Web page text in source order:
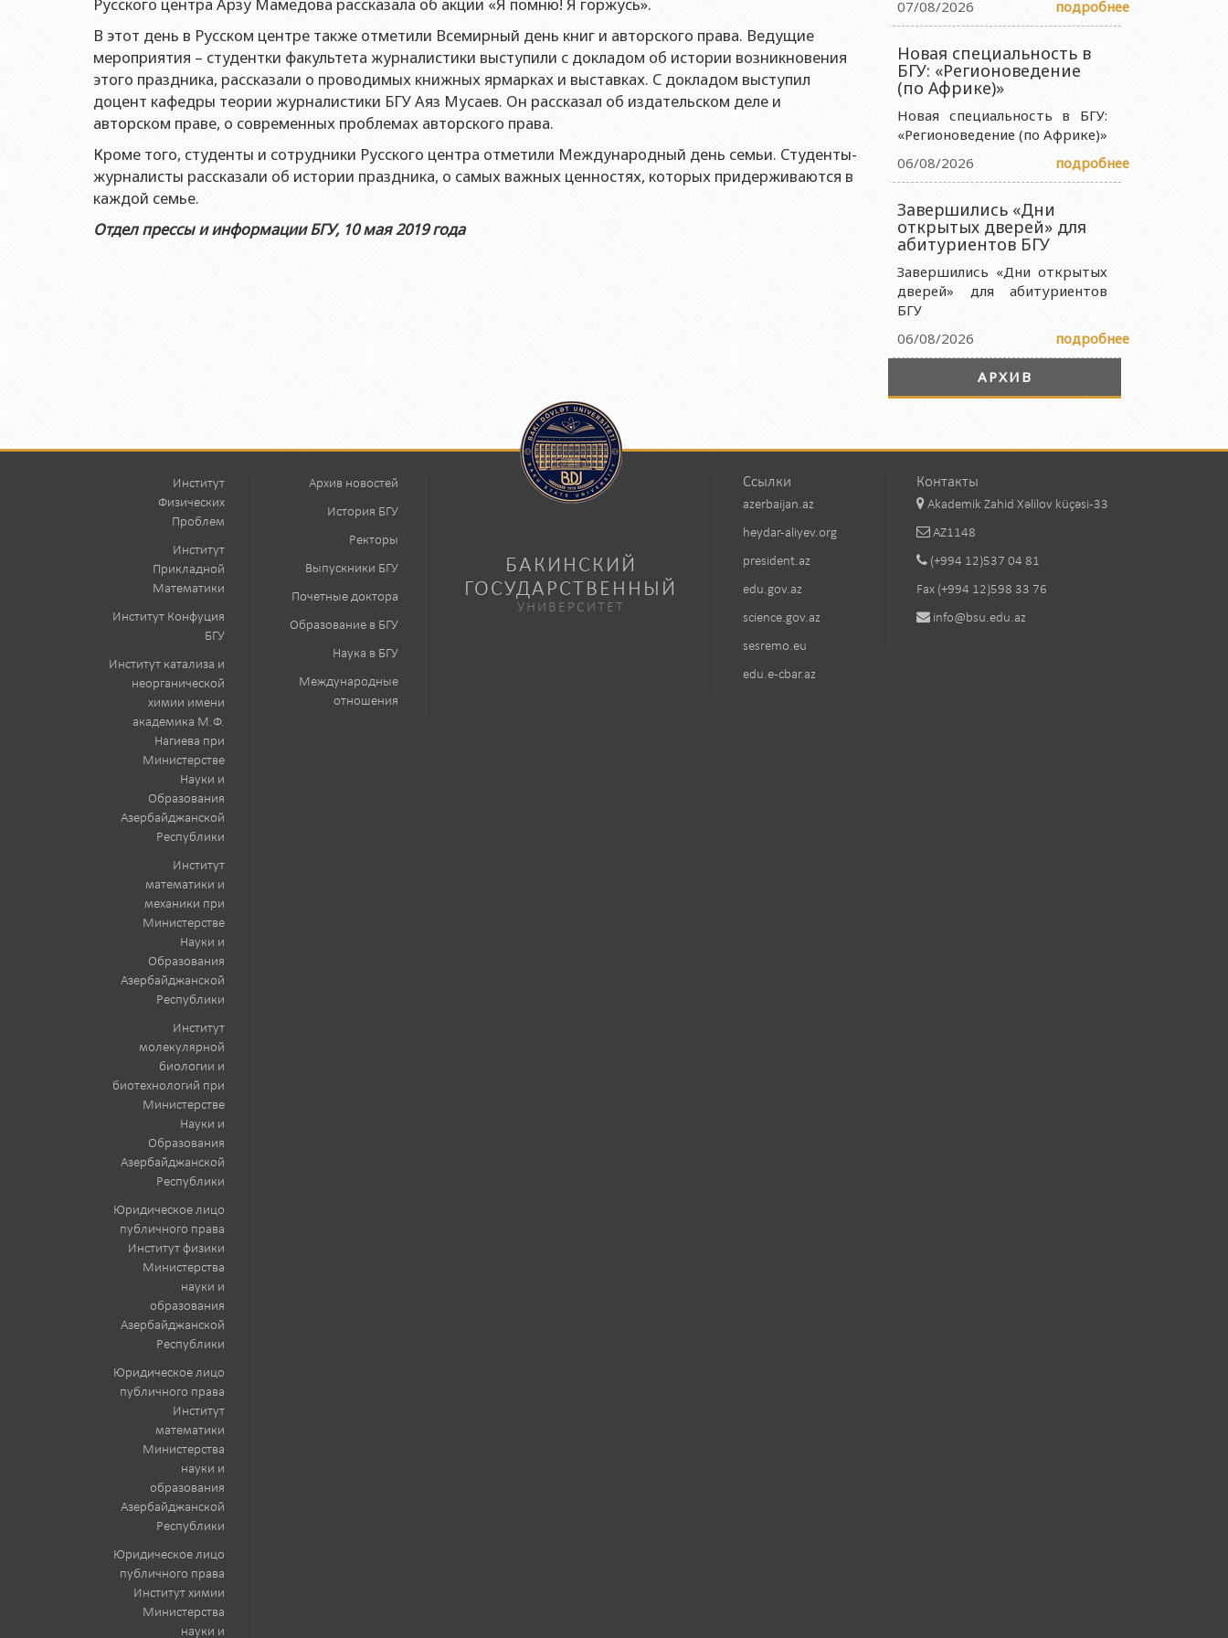
Ректоры
Выпускники БГУ
Почетные доктора
Образование в БГУ
Перечень специальностей
Знаменательные даты в истории БГУ
Учебно-методический советОтдел мониторинга и контроля качества
Отдел протокола
Служба психологической помощи БГУ
Культурно-творческий центр
Спортивно-оздоровительный центр
Университетская газета
Типография
Издательство
Геологический факультет
Филологический факультет
Исторический факультет
Факультет международных отношений и экономика
Факультет Журналистики
Факультет востоковедения
Юридическое лицо публичного права Институт физики Министерства науки и образования Азербайджанской Республики
Юридическое лицо публичного права Институт математики Министерства науки и образования Азербайджанской Республики
Юридическое лицо публичного права Институт химии Министерства науки и образования Азербайджанской Республики
Юридическое лицо публичного права Институт молекулярной биологии Министерства науки и образования Азербайджанской
Республики
Русского центра Арзу Мамедова рассказала об акции «Я помню! Я горжусь».
В этот день в Русском центре также отметили Всемирный день книг и авторского права. Ведущие
мероприятия – студентки факультета журналистики выступили с докладом об истории возникновения
этого праздника, рассказали о проводимых книжных ярмарках и выставках. С докладом выступил
доцент кафедры теории журналистики БГУ Аяз Мусаев. Он рассказал об издательском деле и
авторском праве, о современных проблемах авторского права.
Кроме того, студенты и сотрудники Русского центра отметили Международный день семьи. Студенты-
журналисты рассказали об истории праздника, о самых важных ценностях, которых придерживаются в
каждой семье.
Отдел прессы и информации БГУ, 10 мая 2019 года
07/08/2026
подробнее
Новая специальность в
БГУ: «Регионоведение
(по Африке)»
Новая специальность в БГУ:
«Регионоведение (по Африке)»
06/08/2026
подробнее
Завершились «Дни
открытых дверей» для
абитуриентов БГУ
Завершились «Дни открытых
дверей» для абитуриентов
БГУ
06/08/2026
подробнее
АРХИВ
Институт
Физических
Проблем
Институт
Прикладной
Математики
Институт Конфуция
БГУ
Институт катализа и
неорганической
химии имени
академика М.Ф.
Нагиева при
Министерстве
Науки и
Образования
Азербайджанской
Республики
Институт
математики и
механики при
Министерстве
Науки и
Образования
Азербайджанской
Республики
Институт
молекулярной
биологии и
биотехнологий при
Министерстве
Науки и
Образования
Азербайджанской
Республики
Юридическое лицо
публичного права
Институт физики
Министерства
науки и
образования
Азербайджанской
Республики
Юридическое лицо
публичного права
Институт
математики
Министерства
науки и
образования
Азербайджанской
Республики
Юридическое лицо
публичного права
Институт химии
Министерства
науки и
Архив новостей
История БГУ
Ректоры
Выпускники БГУ
Почетные доктора
Образование в БГУ
Наука в БГУ
Международные
отношения
БАКИНСКИЙ
ГОСУДАРСТВЕННЫЙ
УНИВЕРСИТЕТ
Ссылки
azerbaijan.az
heydar-aliyev.org
president.az
edu.gov.az
science.gov.az
sesremo.eu
edu.e-cbar.az
Контакты
Akademik Zahid Xəlilov küçəsi-33
AZ1148
(+994 12)537 04 81
Fax (+994 12)598 33 76
info@bsu.edu.az